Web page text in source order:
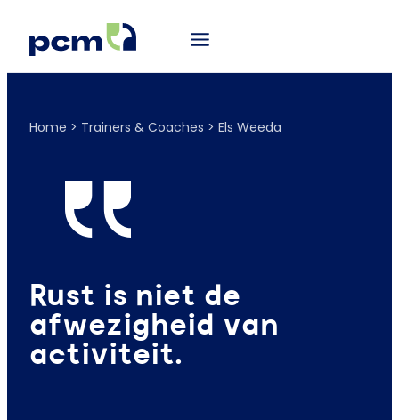
Home > Trainers & Coaches > Els Weeda
Rust is niet de
afwezigheid van
activiteit.